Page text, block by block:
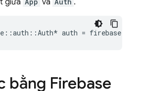
giữa
và .
::auth ::Auth* auth = firebase
bằng Firebase